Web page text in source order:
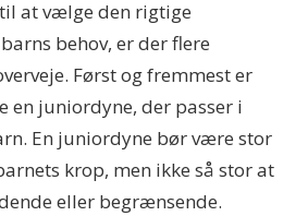
at vælge den rigtige
behov, er der flere
Først og fremmest er
en juniordyne, der passer i
En juniordyne bør være stor
krop, men ikke så stor at
eller begrænsende.